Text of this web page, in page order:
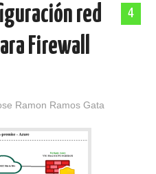
4
red
Firewall
Ramon Ramos Gata